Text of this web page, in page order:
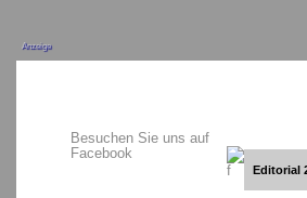
Anzeige
Besuchen Sie uns auf
Facebook
Editorial